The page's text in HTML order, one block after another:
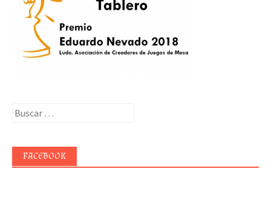
Buscar:
FACEBOOK